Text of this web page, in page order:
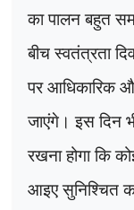
का पालन बहुत
बीच स्वतंत्रता
पर आधिकारिक
जाएंगे। इस दिन
रखना होगा कि
आइए सुनिश्चित